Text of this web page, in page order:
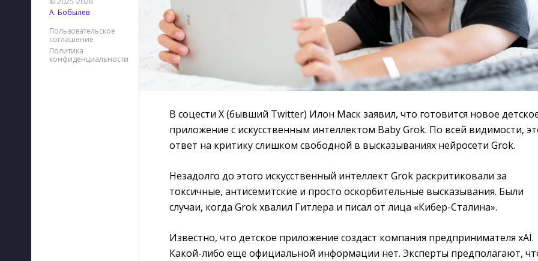
А. Бобылев
Пользовательское
соглашение
Политика
конфиденциальности
В соцести X (бывший Twitter) Илон Маск заявил, что готовится новое
приложение с искусственным интеллектом Baby Grok. По всей видимости,
ответ на критику слишком свободной в высказываниях нейросети Grok.
Незадолго до этого искусственный интеллект Grok раскритиковали за
токсичные, антисемитские и просто оскорбительные высказывания. Были
случаи, когда Grok хвалил Гитлера и писал от лица «Кибер-Сталина».
Известно, что детское приложение создаст компания предпринимателя xAI.
Какой-либо еще официальной информации нет. Эксперты предполагают,